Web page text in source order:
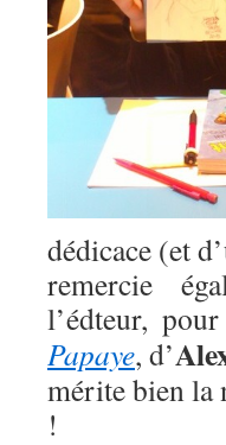
dédicace (et
remercie
l’édteur,
Papaye, d’
mérite bien la
!